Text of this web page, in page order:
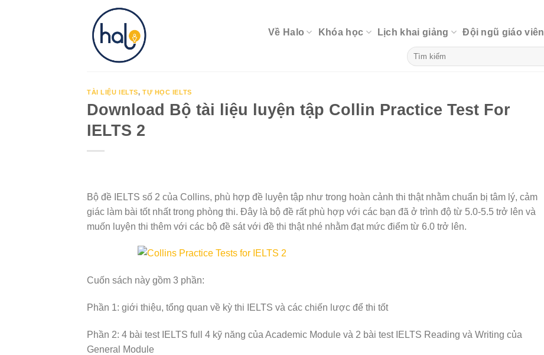
Về Halo Khóa học Lịch khai giảng Đội ngũ giáo viên
TÀI LIỆU IELTS, TỰ HỌC IELTS
Download Bộ tài liệu luyện tập Collin Practice Test For
IELTS 2
Bộ đề IELTS số 2 của Collins, phù hợp đề luyện tập như trong hoàn cảnh thi thật nhằm chuẩn bị tâm lý, cảm
giác làm bài tốt nhất trong phòng thi. Đây là bộ đề rất phù hợp với các bạn đã ở trình độ từ 5.0-5.5 trở lên và
muốn luyện thi thêm với các bộ đề sát với đề thi thật nhé nhằm đạt mức điểm từ 6.0 trở lên.
Cuốn sách này gồm 3 phần:
Phần 1: giới thiệu, tổng quan về kỳ thi IELTS và các chiến lược để thi tốt
Phần 2: 4 bài test IELTS full 4 kỹ năng của Academic Module và 2 bài test IELTS Reading và Writing của
General Module